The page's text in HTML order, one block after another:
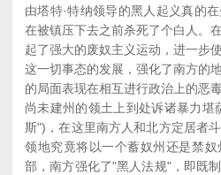
由塔特·特纳领导的黑人起义真的
在被镇压下去之前杀死了个白人。
起了强大的废奴主义运动，进一步
这一切事态的发展，强化了南方的
的局面表现在相互进行政治上的恶
尚未建州的领土上到处诉诸暴力
斯")，在这里南方人和北方定居者
领地究竟将以一个蓄奴州还是禁
部，南方强化了"黑人法规"，即既